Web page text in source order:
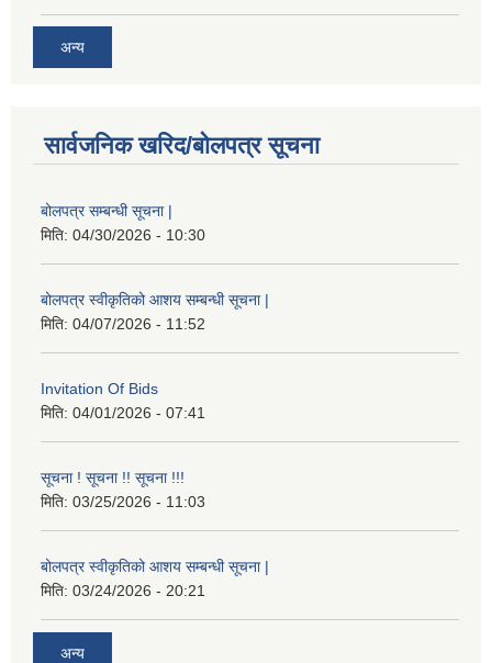
अन्य
सार्वजनिक खरिद/बोलपत्र सूचना
बोलपत्र सम्बन्धी सूचना |
मिति: 04/30/2026 - 10:30
बोलपत्र स्वीकृतिको आशय सम्बन्धी सूचना |
मिति: 04/07/2026 - 11:52
Invitation Of Bids
मिति: 04/01/2026 - 07:41
सूचना ! सूचना !! सूचना !!!
मिति: 03/25/2026 - 11:03
बोलपत्र स्वीकृतिको आशय सम्बन्धी सूचना |
मिति: 03/24/2026 - 20:21
अन्य